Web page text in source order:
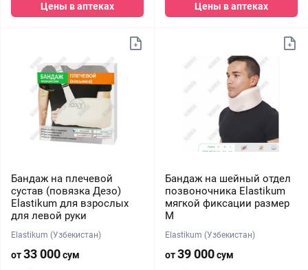
Цены в аптеках Цены в аптеках
Бандаж на плечевой
сустав (повязка Дезо)
Elastikum для взрослых
для левой руки
Elastikum (Узбекистан)
от33 000сум
Бандаж на шейный отдел
позвоночника Elastikum
мягкой фиксации размер
M
Elastikum (Узбекистан)
от39 000сум